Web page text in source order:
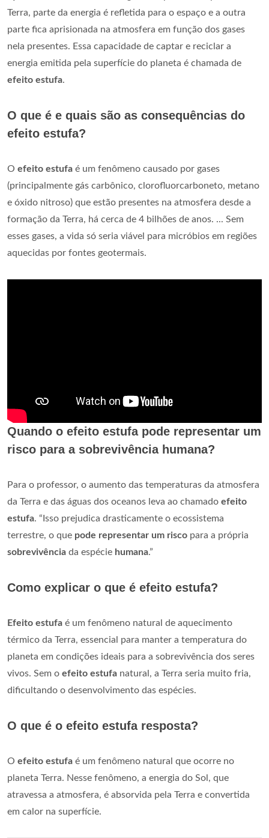
Terra, parte da energia é refletida para o espaço e a outra
parte fica aprisionada na atmosfera em função dos gases
nela presentes. Essa capacidade de captar e reciclar a
energia emitida pela superfície do planeta é chamada de
efeito estufa.
O que é e quais são as consequências do
efeito estufa?
O efeito estufa é um fenômeno causado por gases
(principalmente gás carbônico, clorofluorcarboneto, metano
e óxido nitroso) que estão presentes na atmosfera desde a
formação da Terra, há cerca de 4 bilhões de anos. ... Sem
esses gases, a vida só seria viável para micróbios em regiões
aquecidas por fontes geotermais.
Quando o efeito estufa pode representar um
risco para a sobrevivência humana?
Para o professor, o aumento das temperaturas da atmosfera
da Terra e das águas dos oceanos leva ao chamado efeito
estufa. “Isso prejudica drasticamente o ecossistema
terrestre, o que pode representar um risco para a própria
sobrevivência da espécie humana.”
Como explicar o que é efeito estufa?
Efeito estufa é um fenômeno natural de aquecimento
térmico da Terra, essencial para manter a temperatura do
planeta em condições ideais para a sobrevivência dos seres
vivos. Sem o efeito estufa natural, a Terra seria muito fria,
dificultando o desenvolvimento das espécies.
O que é o efeito estufa resposta?
O efeito estufa é um fenômeno natural que ocorre no
planeta Terra. Nesse fenômeno, a energia do Sol, que
atravessa a atmosfera, é absorvida pela Terra e convertida
em calor na superfície.